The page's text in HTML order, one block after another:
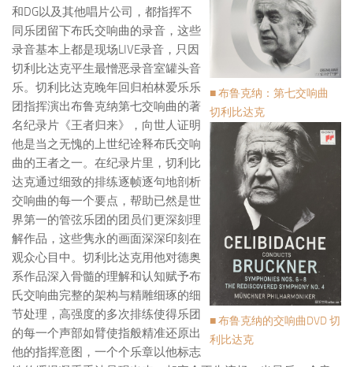
■ 布鲁克纳：第七交响曲
切利比达克
■ 布鲁克纳的交响曲DVD 切
利比达克
和DG以及其他唱片公司，都指挥不
同乐团留下布氏交响曲的录音，这些
录音基本上都是现场LIVE录音，只因
切利比达克平生最憎恶录音室罐头音
乐。切利比达克晚年回归柏林爱乐乐
团指挥演出布鲁克纳第七交响曲的著
名纪录片《王者归来》，向世人证明
他是当之无愧的上世纪诠释布氏交响
曲的王者之一。在纪录片里，切利比
达克通过细致的排练逐帧逐句地剖析
交响曲的每一个要点，帮助已然是世
界第一的管弦乐团的团员们更深刻理
解作品，这些隽永的画面深深印刻在
观众心目中。切利比达克用他对德奥
系作品深入骨髓的理解和认知赋予布
氏交响曲完整的架构与精雕细琢的细
节处理，高强度的多次排练使得乐团
的每一个声部如臂使指般精准还原出
他的指挥意图，一个个乐章以他标志